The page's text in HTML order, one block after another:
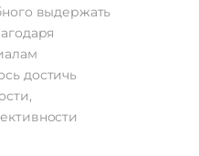
выдержать
достичь